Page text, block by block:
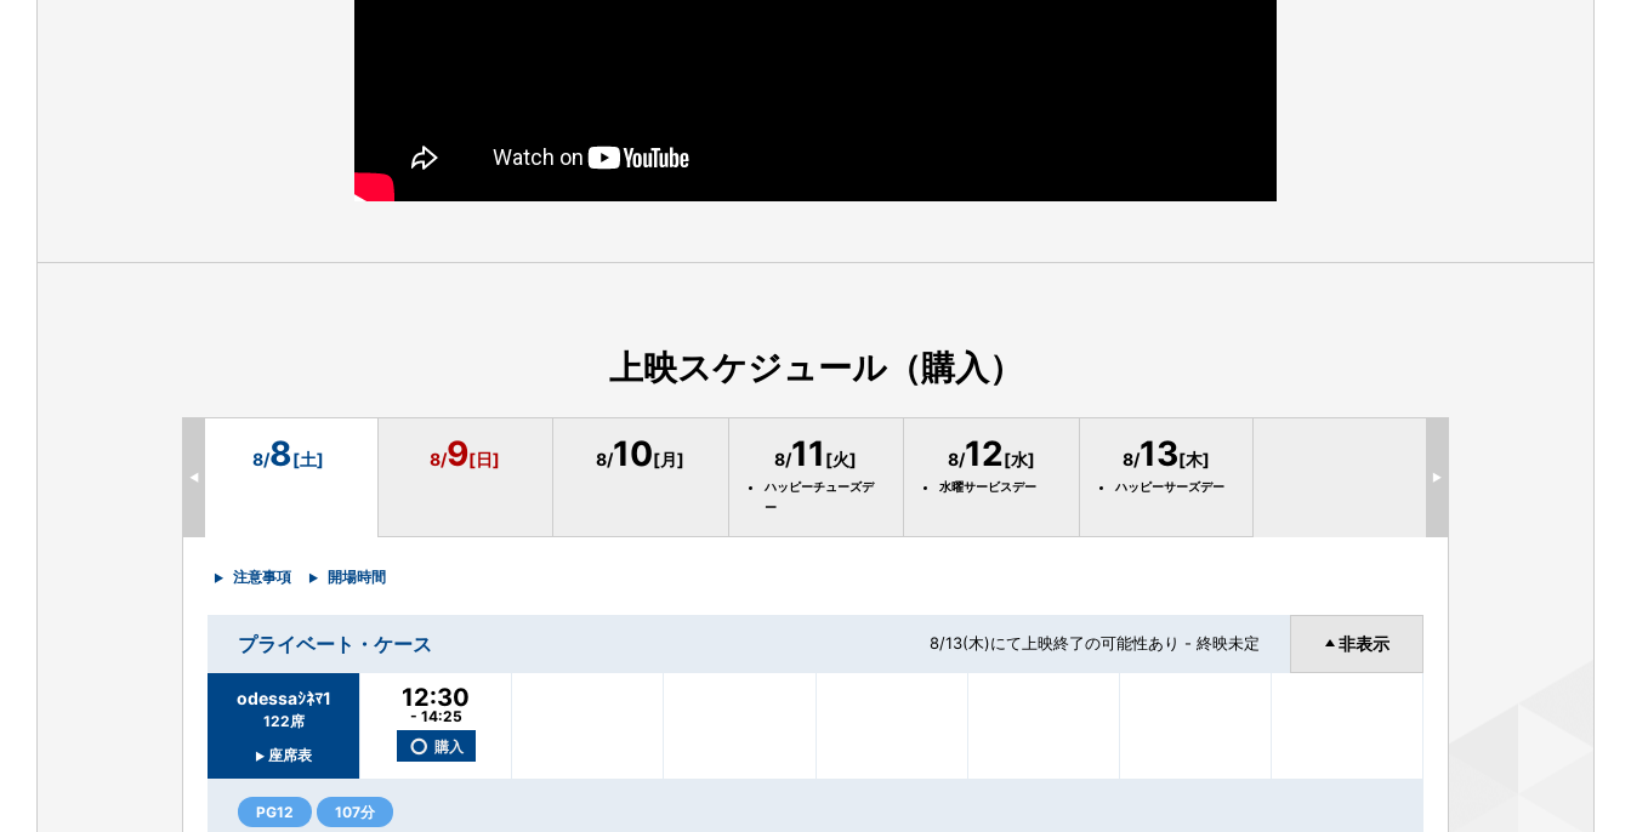
上映スケジュール（購入）
8/8[土] 8/9[日] 8/10[月] 8/11 [火]
ハッピーチューズデ
ー
8/12[水]
水曜サービスデー
8/13[木]
ハッピーサーズデー
◀ ▶
注意事項 開場時間
プライベート・ケース 8/13(木)にて上映終了の可能性あり - 終映未定 非表示
odessaｼﾈﾏ1
122席
座席表
12:30
- 14:25
○ 購入
PG12 107分